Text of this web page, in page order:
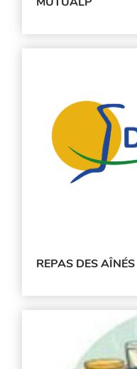
REPAS DES AÎNÉS